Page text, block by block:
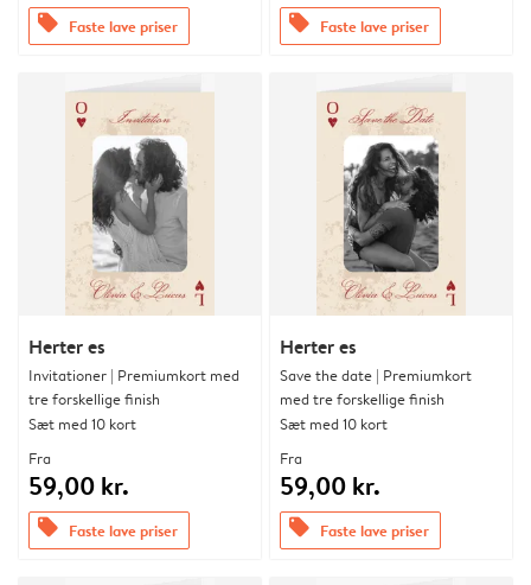
offers Faste lave priser offers Faste lave priser
Herter es
Invitationer | Premiumkort med
tre forskellige finish
Sæt med 10 kort
Fra
59,00 kr.
offers Faste lave priser
Herter es
Save the date | Premiumkort
med tre forskellige finish
Sæt med 10 kort
Fra
59,00 kr.
offers Faste lave priser